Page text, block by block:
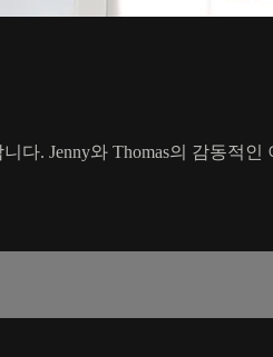
. Jenny와 Thomas의 감동적